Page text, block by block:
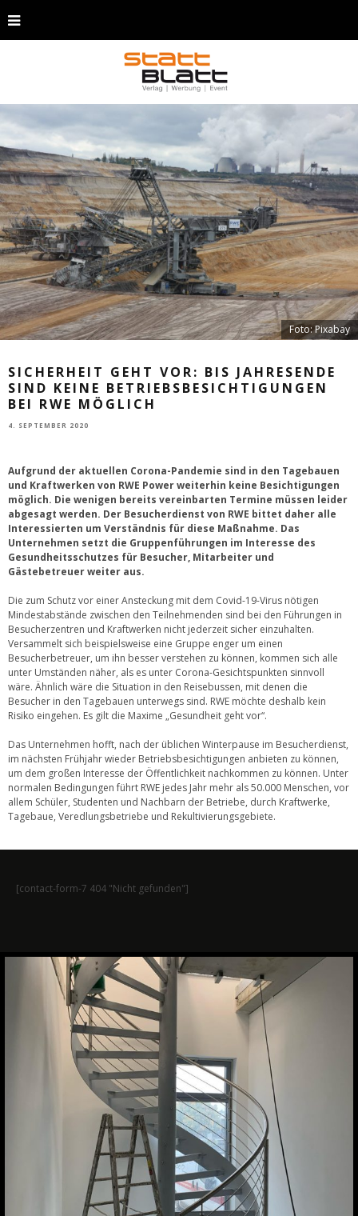
Foto: Pixabay
SICHERHEIT GEHT VOR: BIS JAHRESENDE
SIND KEINE BETRIEBSBESICHTIGUNGEN
BEI RWE MÖGLICH
4. SEPTEMBER 2020
Aufgrund der aktuellen Corona-Pandemie sind in den Tagebauen
und Kraftwerken von RWE Power weiterhin keine Besichtigungen
möglich. Die wenigen bereits vereinbarten Termine müssen leider
abgesagt werden. Der Besucherdienst von RWE bittet daher alle
Interessierten um Verständnis für diese Maßnahme. Das
Unternehmen setzt die Gruppenführungen im Interesse des
Gesundheitsschutzes für Besucher, Mitarbeiter und
Gästebetreuer weiter aus.
Die zum Schutz vor einer Ansteckung mit dem Covid-19-Virus nötigen
Mindestabstände zwischen den Teilnehmenden sind bei den Führungen in
Besucherzentren und Kraftwerken nicht jederzeit sicher einzuhalten.
Versammelt sich beispielsweise eine Gruppe enger um einen
Besucherbetreuer, um ihn besser verstehen zu können, kommen sich alle
unter Umständen näher, als es unter Corona-Gesichtspunkten sinnvoll
wäre. Ähnlich wäre die Situation in den Reisebussen, mit denen die
Besucher in den Tagebauen unterwegs sind. RWE möchte deshalb kein
Risiko eingehen. Es gilt die Maxime „Gesundheit geht vor“.
Das Unternehmen hofft, nach der üblichen Winterpause im Besucherdienst,
im nächsten Frühjahr wieder Betriebsbesichtigungen anbieten zu können,
um dem großen Interesse der Öffentlichkeit nachkommen zu können. Unter
normalen Bedingungen führt RWE jedes Jahr mehr als 50.000 Menschen, vor
allem Schüler, Studenten und Nachbarn der Betriebe, durch Kraftwerke,
Tagebaue, Veredlungsbetriebe und Rekultivierungsgebiete.
[contact-form-7 404 "Nicht gefunden"]